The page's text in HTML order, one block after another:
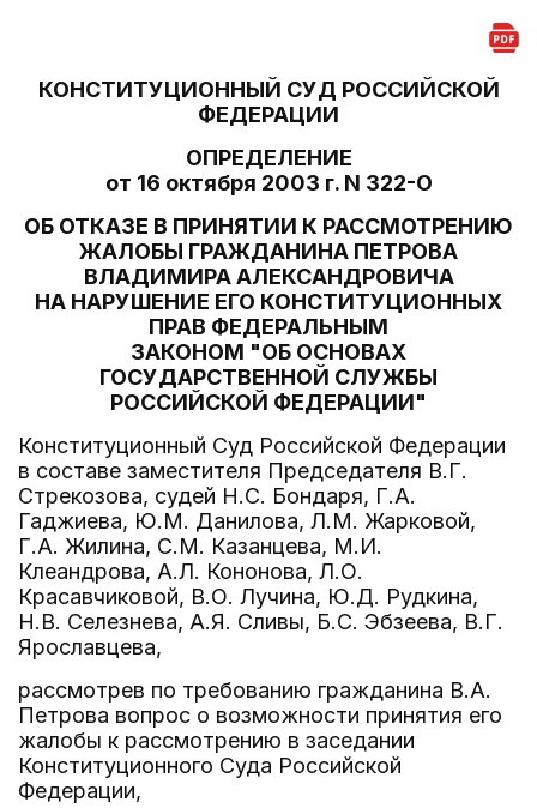
КОНСТИТУЦИОННЫЙ СУД РОССИЙСКОЙ
ФЕДЕРАЦИИ
ОПРЕДЕЛЕНИЕ
от 16 октября 2003 г. N 322-О
ОБ ОТКАЗЕ В ПРИНЯТИИ К РАССМОТРЕНИЮ
ЖАЛОБЫ ГРАЖДАНИНА ПЕТРОВА
ВЛАДИМИРА АЛЕКСАНДРОВИЧА
НА НАРУШЕНИЕ ЕГО КОНСТИТУЦИОННЫХ
ПРАВ ФЕДЕРАЛЬНЫМ
ЗАКОНОМ "ОБ ОСНОВАХ
ГОСУДАРСТВЕННОЙ СЛУЖБЫ
РОССИЙСКОЙ ФЕДЕРАЦИИ"
Конституционный Суд Российской Федерации
в составе заместителя Председателя В.Г.
Стрекозова, судей Н.С. Бондаря, Г.А.
Гаджиева, Ю.М. Данилова, Л.М. Жарковой,
Г.А. Жилина, С.М. Казанцева, М.И.
Клеандрова, А.Л. Кононова, Л.О.
Красавчиковой, В.О. Лучина, Ю.Д. Рудкина,
Н.В. Селезнева, А.Я. Сливы, Б.С. Эбзеева, В.Г.
Ярославцева,
рассмотрев по требованию гражданина В.А.
Петрова вопрос о возможности принятия его
жалобы к рассмотрению в заседании
Конституционного Суда Российской
Федерации,